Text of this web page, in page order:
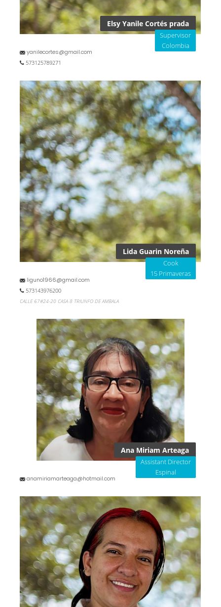
Elsy Yanile Cortés prada
Supervisor
Colombia
yanilecortes@gmail.com
573125789271
Lida Guarin Noreña
Cook
15 Primaveras
liguno1966@gmail.com
573143976200
CALLE 67#24-20 CASA 8 TRIUNFO DE AMBALA
Ana Miriam Arteaga
Assistant Director
Espinal
anamiriamarteaga@hotmail.com